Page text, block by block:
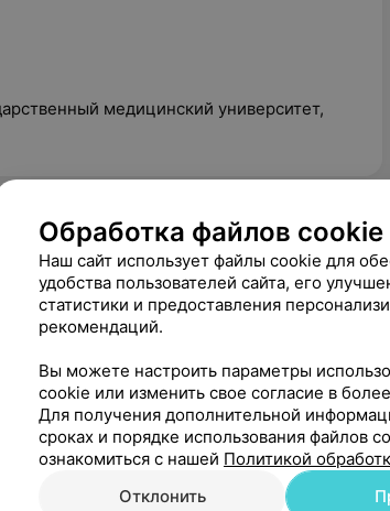
медицинский университет,
Рекомендую
Обработка файлов cookie
Наш сайт использует файлы cookie для
удобства пользователей сайта, его
статистики и предоставления
рекомендаций.
Вы можете настроить параметры
cookie или изменить свое согласие в
Для получения дополнительной
сроках и порядке использования файлов
ознакомиться с нашей Политикой
Отклонить